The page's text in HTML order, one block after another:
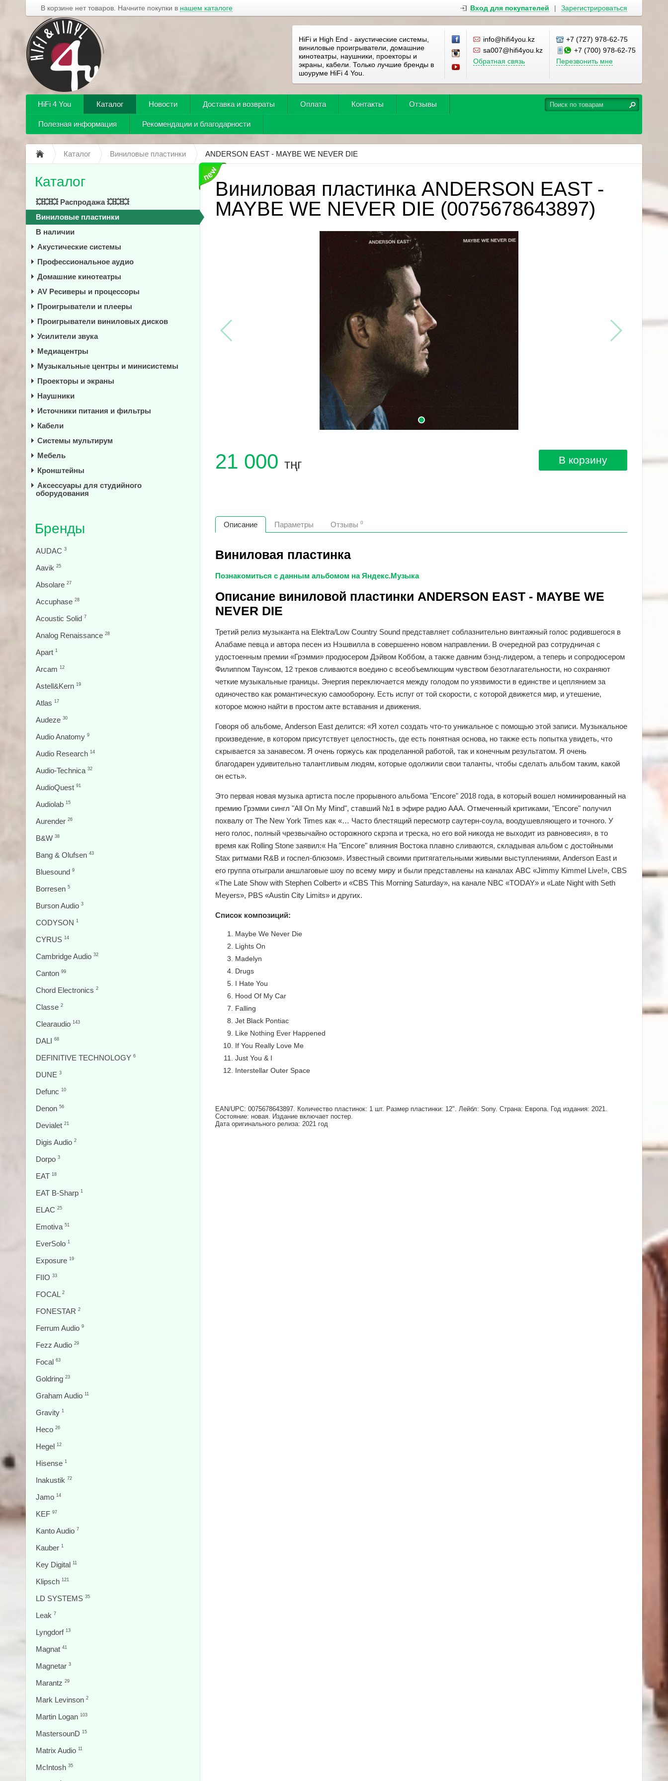
В корзине нет товаров. Начните покупки в нашем каталоге Вход для покупателей | Зарегистрироваться
HiFi и High End - акустические системы,
виниловые проигрыватели, домашние
кинотеатры, наушники, проекторы и
экраны, кабели. Только лучшие бренды в
шоуруме HiFi 4 You.
info@hifi4you.kz
sa007@hifi4you.kz
Обратная связь
+7 (727) 978-62-75
+7 (700) 978-62-75
Перезвонить мне
HiFi 4 You Каталог Новости Доставка и возвраты Оплата Контакты Отзывы
Полезная информация Рекомендации и благодарности
Каталог Виниловые пластинки ANDERSON EAST - MAYBE WE NEVER DIE
Виниловая пластинка ANDERSON EAST -
MAYBE WE NEVER DIE (0075678643897)
21 000 тңг В корзину
Описание Параметры Отзывы 0
Виниловая пластинка
Познакомиться с данным альбомом на Яндекс.Музыка
Описание виниловой пластинки ANDERSON EAST - MAYBE WE
NEVER DIE
Третий релиз музыканта на Elektra/Low Country Sound представляет соблазнительно винтажный голос родившегося в
Алабаме певца и автора песен из Нэшвилла в совершенно новом направлении. В очередной раз сотрудничая с
удостоенным премии «Грэмми» продюсером Дэйвом Коббом, а также давним бэнд-лидером, а теперь и сопродюсером
Филиппом Таунсом, 12 треков сливаются воедино с всеобъемлющим чувством безотлагательности, но сохраняют
четкие музыкальные границы. Энергия переключается между голодом по уязвимости в единстве и цеплянием за
одиночество как романтическую самооборону. Есть испуг от той скорости, с которой движется мир, и утешение,
которое можно найти в простом акте вставания и движения.
Говоря об альбоме, Anderson East делится: «Я хотел создать что-то уникальное с помощью этой записи. Музыкальное
произведение, в котором присутствует целостность, где есть понятная основа, но также есть попытка увидеть, что
скрывается за занавесом. Я очень горжусь как проделанной работой, так и конечным результатом. Я очень
благодарен удивительно талантливым людям, которые одолжили свои таланты, чтобы сделать альбом таким, какой
он есть».
Это первая новая музыка артиста после прорывного альбома "Encore" 2018 года, в который вошел номинированный на
премию Грэмми сингл "All On My Mind", ставший №1 в эфире радио AAA. Отмеченный критиками, "Encore" получил
похвалу от The New York Times как «… Часто блестящий пересмотр саутерн-соула, воодушевляющего и точного. У
него голос, полный чрезвычайно осторожного скрэпа и треска, но его вой никогда не выходит из равновесия», в то
время как Rolling Stone заявил:« На "Encore" влияния Востока плавно сливаются, складывая альбом с достойными
Stax ритмами R&B и госпел-блюзом». Известный своими притягательными живыми выступлениями, Anderson East и
его группа отыграли аншлаговые шоу по всему миру и были представлены на каналах ABC «Jimmy Kimmel Live!», CBS
«The Late Show with Stephen Colbert» и «CBS This Morning Saturday», на канале NBC «TODAY» и «Late Night with Seth
Meyers», PBS «Austin City Limits» и других.
Список композиций:
Maybe We Never Die
Lights On
Madelyn
Drugs
I Hate You
Hood Of My Car
Falling
Jet Black Pontiac
Like Nothing Ever Happened
If You Really Love Me
Just You & I
Interstellar Outer Space
EAN/UPC: 0075678643897. Количество пластинок: 1 шт. Размер пластинки: 12". Лейбл: Sony. Страна: Европа. Год издания: 2021.
Состояние: новая. Издание включает постер.
Дата оригинального релиза: 2021 год
Каталог
💥💥💥 Распродажа 💥💥💥
Виниловые пластинки
В наличии
Акустические системы
Профессиональное аудио
Домашние кинотеатры
AV Ресиверы и процессоры
Проигрыватели и плееры
Проигрыватели виниловых дисков
Усилители звука
Медиацентры
Музыкальные центры и минисистемы
Проекторы и экраны
Наушники
Источники питания и фильтры
Кабели
Системы мультирум
Мебель
Кронштейны
Аксессуары для студийного
оборудования
Бренды
AUDAC 3
Aavik 25
Absolare 27
Accuphase 28
Acoustic Solid 7
Analog Renaissance 28
Apart 1
Arcam 12
Astell&Kern 19
Atlas 17
Audeze 30
Audio Anatomy 9
Audio Research 14
Audio-Technica 32
AudioQuest 91
Audiolab 15
Aurender 26
B&W 38
Bang & Olufsen 43
Bluesound 9
Borresen 5
Burson Audio 3
CODYSON 1
CYRUS 14
Cambridge Audio 32
Canton 99
Chord Electronics 2
Classe 2
Clearaudio 143
DALI 68
DEFINITIVE TECHNOLOGY 6
DUNE 3
Defunc 10
Denon 56
Devialet 21
Digis Audio 2
Dorpo 3
EAT 18
EAT B-Sharp 1
ELAC 25
Emotiva 51
EverSolo 1
Exposure 19
FIIO 33
FOCAL 2
FONESTAR 2
Ferrum Audio 9
Fezz Audio 29
Focal 63
Goldring 23
Graham Audio 11
Gravity 1
Heco 26
Hegel 12
Hisense 1
Inakustik 72
Jamo 14
KEF 97
Kanto Audio 7
Kauber 1
Key Digital 11
Klipsch 121
LD SYSTEMS 35
Leak 7
Lyngdorf 13
Magnat 41
Magnetar 3
Marantz 29
Mark Levinson 2
Martin Logan 103
MastersounD 15
Matrix Audio 11
McIntosh 35